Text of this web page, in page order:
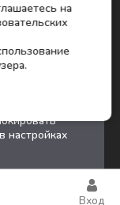
на
с
настройках
Вход
на